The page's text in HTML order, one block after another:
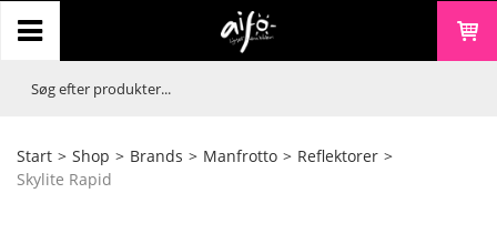
Start > Shop > Brands > Manfrotto > Reflektorer >
Skylite Rapid